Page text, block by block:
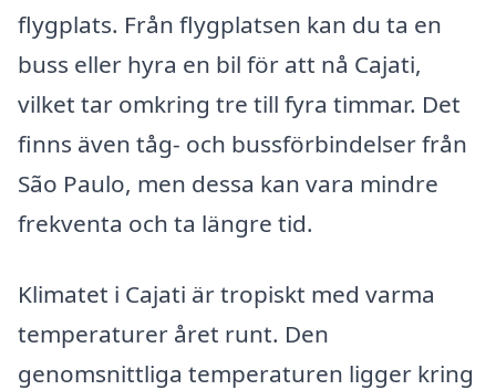
flygplats. Från flygplatsen kan du ta en
buss eller hyra en bil för att nå Cajati,
vilket tar omkring tre till fyra timmar. Det
finns även tåg- och bussförbindelser från
São Paulo, men dessa kan vara mindre
frekventa och ta längre tid.
Klimatet i Cajati är tropiskt med varma
temperaturer året runt. Den
genomsnittliga temperaturen ligger kring